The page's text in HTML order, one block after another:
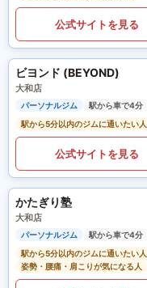
公式サイトを見る
ビヨンド (BEYOND)
大和店
パーソナルジム
駅から車で4分
駅から5分以内のジムに通いたい人
公式サイトを見る
かたぎり塾
大和店
パーソナルジム
駅から車で4分
駅から5分以内のジムに通いたい人
姿勢・腰痛・肩こりが気になる人